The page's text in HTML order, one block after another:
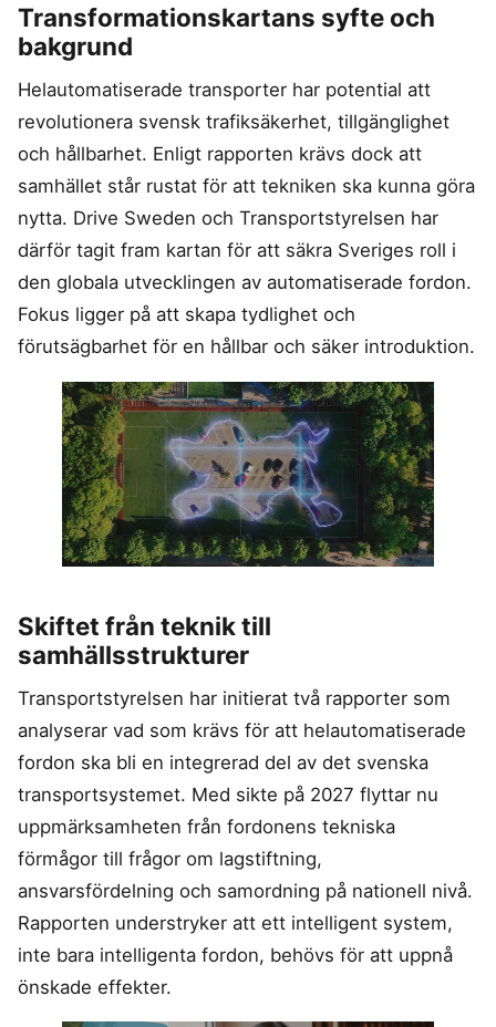
Transformationskartans syfte och
bakgrund
Helautomatiserade transporter har potential att
revolutionera svensk trafiksäkerhet, tillgänglighet
och hållbarhet. Enligt rapporten krävs dock att
samhället står rustat för att tekniken ska kunna göra
nytta. Drive Sweden och Transportstyrelsen har
därför tagit fram kartan för att säkra Sveriges roll i
den globala utvecklingen av automatiserade fordon.
Fokus ligger på att skapa tydlighet och
förutsägbarhet för en hållbar och säker introduktion.
Skiftet från teknik till
samhällsstrukturer
Transportstyrelsen har initierat två rapporter som
analyserar vad som krävs för att helautomatiserade
fordon ska bli en integrerad del av det svenska
transportsystemet. Med sikte på 2027 flyttar nu
uppmärksamheten från fordonens tekniska
förmågor till frågor om lagstiftning,
ansvarsfördelning och samordning på nationell nivå.
Rapporten understryker att ett intelligent system,
inte bara intelligenta fordon, behövs för att uppnå
önskade effekter.